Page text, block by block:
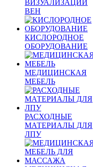
ВИЗУАЛИЗАЦИИ
ВЕН
КИСЛОРОДНОЕ
ОБОРУДОВАНИЕ
МЕДИЦИНСКАЯ
МЕБЕЛЬ
РАСХОДНЫЕ
МАТЕРИАЛЫ ДЛЯ
ЛПУ